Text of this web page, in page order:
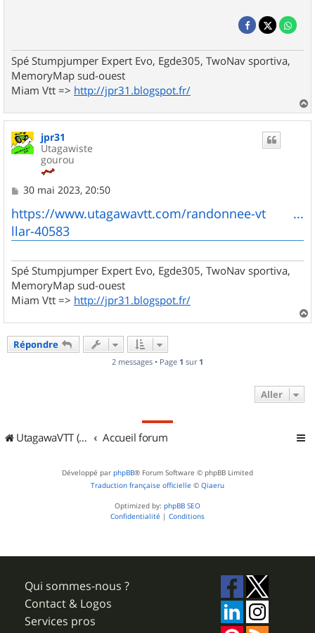
Spé Stumpjumper Expert Evo, Egde305, TwoNav sportiva,
MemoryMap sud-ouest
Miam Vtt => http://jpr31.blogspot.fr/
a
u
jpr31
Utagawiste
gourou
M
s
s
a
g
30 mai 2023, 20:50
https://www.utagawavtt.com/randonnee-vt ...
llar-40583
Spé Stumpjumper Expert Evo, Egde305, TwoNav sportiva,
MemoryMap sud-ouest
Miam Vtt => http://jpr31.blogspot.fr/
a
Répondre
2 messages • Page 1 sur 1
Aller
UtagawaVTT (Randos VTT et VTTAE avec traces GPS) Accueil forum
Développé par phpBB® Forum Software © phpBB Limited
Traduction française officielle © Qiaeru
Optimized by: phpBB SEO
Confidentialité | Conditions
Qui sommes-nous ?
Contact & Logos
Services pros